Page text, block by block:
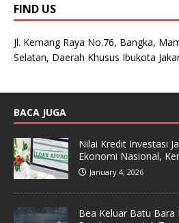
FIND US
Jl. Kemang Raya No.76, Bangka,
Selatan, Daerah Khusus Ibukota
BACA JUGA
Nilai Kredit Investasi
Ekonomi Nasional,
January 4, 2026
Bea Keluar Batu Bara